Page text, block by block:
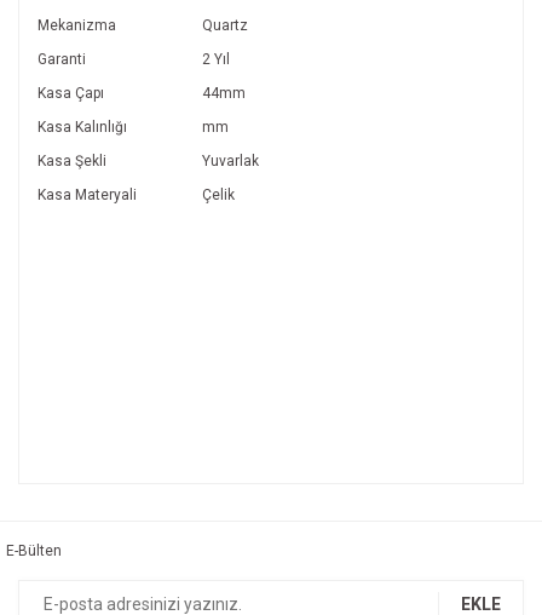
Mekanizma
Quartz
Garanti
2 Yıl
Kasa Çapı
44mm
Kasa Kalınlığı
mm
Kasa Şekli
Yuvarlak
Kasa Materyali
Çelik
E-Bülten
EKLE